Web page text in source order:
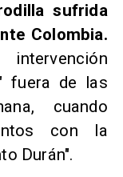
sufrida
Colombia.
fuera de las
cuando
con la
Durán".